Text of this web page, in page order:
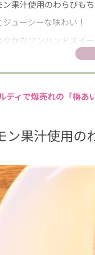
果汁使用のわらびもち
ューシーな味わい！
やかなワンハンドスイ
ディで爆売れの「梅あ
ン果汁使用の